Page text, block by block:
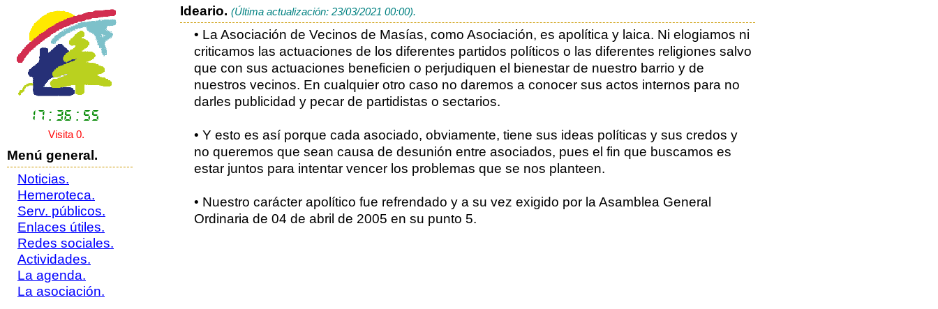
Visita 0.
Menú general.
Noticias.
Hemeroteca.
Serv. públicos.
Enlaces útiles.
Redes sociales.
Actividades.
La agenda.
La asociación.
Ideario. (Última actualización: 23/03/2021 00:00).
• La Asociación de Vecinos de Masías, como Asociación, es apolítica y laica. Ni elogiamos ni
criticamos las actuaciones de los diferentes partidos políticos o las diferentes religiones salvo
que con sus actuaciones beneficien o perjudiquen el bienestar de nuestro barrio y de
nuestros vecinos. En cualquier otro caso no daremos a conocer sus actos internos para no
darles publicidad y pecar de partidistas o sectarios.
• Y esto es así porque cada asociado, obviamente, tiene sus ideas políticas y sus credos y
no queremos que sean causa de desunión entre asociados, pues el fin que buscamos es
estar juntos para intentar vencer los problemas que se nos planteen.
• Nuestro carácter apolítico fue refrendado y a su vez exigido por la Asamblea General
Ordinaria de 04 de abril de 2005 en su punto 5.